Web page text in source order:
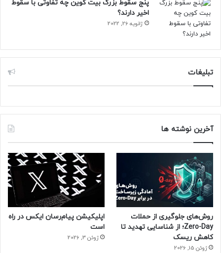
پنج سقوط بزرگ بیت کوین چه تفاوتی با سقوط
اخیر دارند؟
ژانویه 26, 2022
تبلیغات
آخرین نوشته ها
روش‌های جلوگیری از حملات
Zero-Day؛ از شناسایی تهدید تا
کاهش ریسک
ژوئن 15, 2026
اپلیکیشن پیام‌رسان ایکس در راه
است
ژوئن 3, 2026